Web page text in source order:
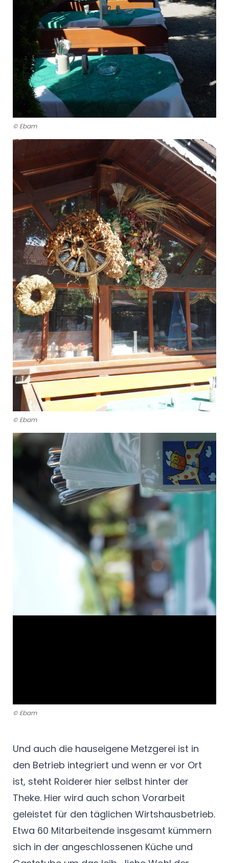
© Ebam
© Ebam
© Ebam
Und auch die hauseigene Metzgerei ist in
den Betrieb integriert und wenn er vor Ort
ist, steht Roiderer hier selbst hinter der
Theke. Hier wird auch schon Vorarbeit
geleistet für den täglichen Wirtshausbetrieb.
Etwa 60 Mitarbeitende insgesamt kümmern
sich in der angeschlossenen Küche und